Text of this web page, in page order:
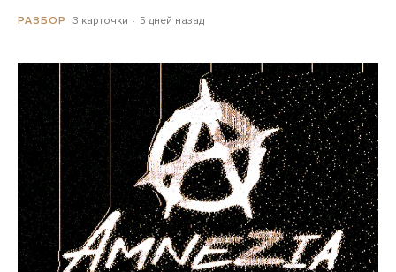
РАЗБОР 3 карточки 5 дней назад